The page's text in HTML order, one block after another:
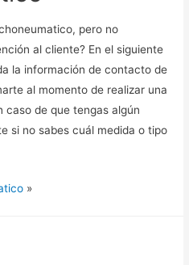
pero no
al cliente? En el siguiente
la información de contacto de
al momento de realizar una
caso de que tengas algún
si no sabes cuál medida o tipo
»